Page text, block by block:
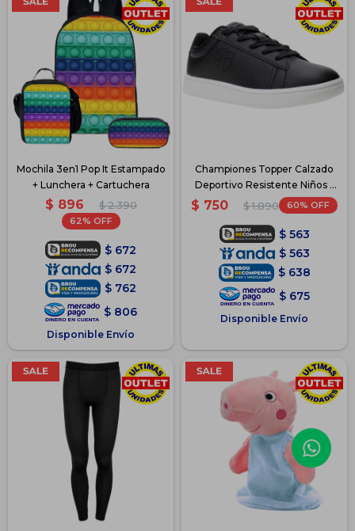
Mochila 3en1 Pop It Estampado
+ Lunchera + Cartuchera
$ 896 $ 2.390
62
$ 672
$ 672
$ 762
$ 806
Disponible Envío
Championes Topper Calzado
Deportivo Resistente Niños -
Negro 2
$ 750 $ 1.890 60
$ 563
$ 563
$ 638
$ 675
Disponible Envío